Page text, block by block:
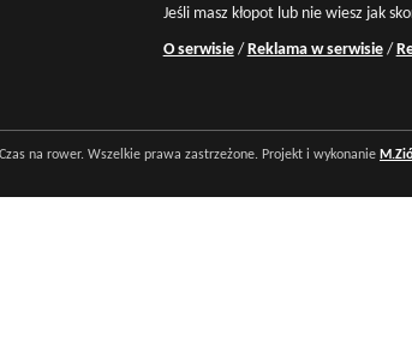
Jeśli masz kłopot lub nie wiesz jak
O serwisie/ Reklama w serwisie/
na rower. Wszelkie prawa zastrzeżone. Projekt i wykonanie